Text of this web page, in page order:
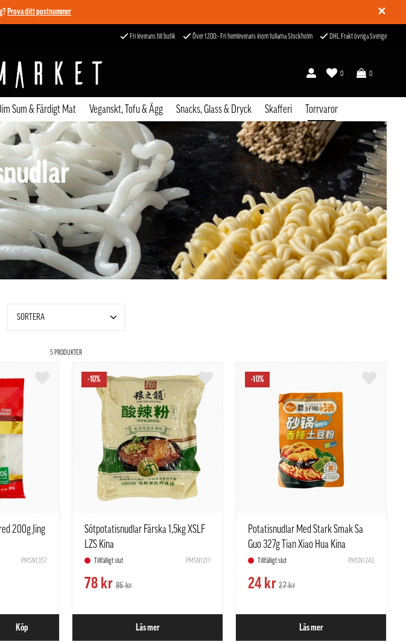
✕
Prova ditt postnummer
Fri leverans till butik Över 1200:- Fri hemleverans inom tullarna Stockholm DHL Frakt övriga Sverige
0
0
Sum & Färdigt Mat Veganskt, Tofu & Ägg Snacks, Glass & Dryck Skafferi Torrvaror
SORTERA
5 PRODUKTER
200g Jing
PMSN1357
Köp
-10%
Sötpotatisnudlar Färska 1,5kg XSLF
LZS Kina
Tillfälligt slut PMSN1211
78 kr 86 kr
Läs mer
-10%
Potatisnudlar Med Stark Smak Sa
Guo 327g Tian Xiao Hua Kina
Tillfälligt slut PMSN1243
24 kr 27 kr
Läs mer